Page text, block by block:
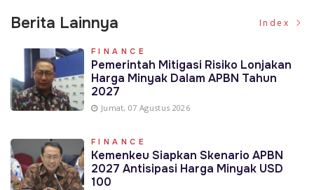
Berita Lainnya Index
FINANCE
Pemerintah Mitigasi Risiko Lonjakan
Harga Minyak Dalam APBN Tahun
2027
Jumat, 07 Agustus 2026
FINANCE
Kemenkeu Siapkan Skenario APBN
2027 Antisipasi Harga Minyak USD
100